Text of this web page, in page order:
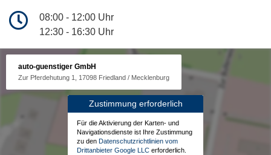
08:00 - 12:00 Uhr
12:30 - 16:30 Uhr
auto-guenstiger GmbH
Zur Pferdehutung 1, 17098 Friedland / Mecklenburg
Zustimmung erforderlich
Für die Aktivierung der Karten- und
Navigationsdienste ist Ihre Zustimmung
zu den Datenschutzrichtlinien vom
Drittanbieter Google LLC erforderlich.